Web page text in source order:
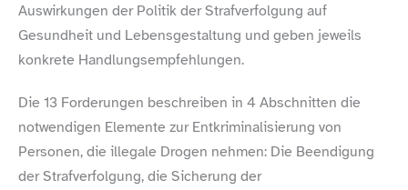
Auswirkungen der Politik der Strafverfolgung auf
Gesundheit und Lebensgestaltung und geben jeweils
konkrete Handlungsempfehlungen.
Die 13 Forderungen beschreiben in 4 Abschnitten die
notwendigen Elemente zur Entkriminalisierung von
Personen, die illegale Drogen nehmen: Die Beendigung
der Strafverfolgung, die Sicherung der